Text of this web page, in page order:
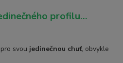
profilu...
pro svou jedinečnou chuť, obvykle